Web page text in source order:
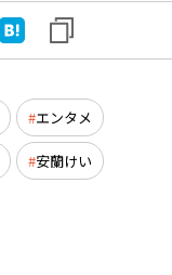
エンタメ
安蘭けい